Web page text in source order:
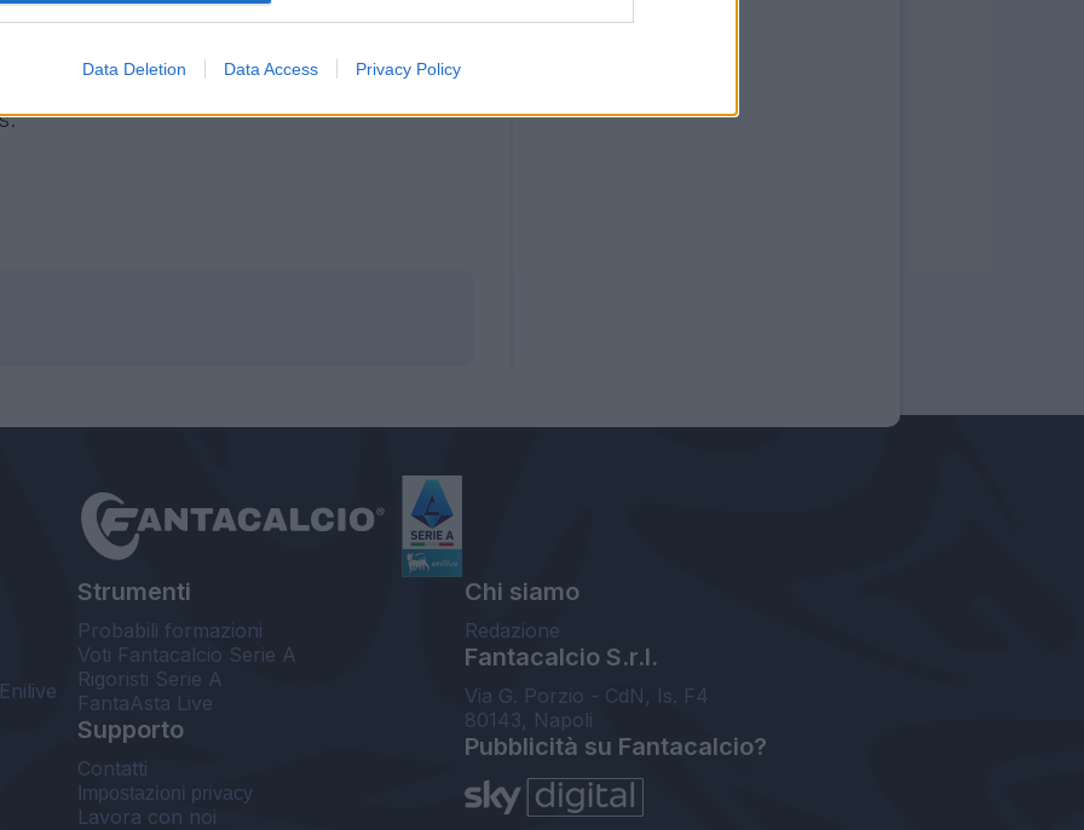
Data Deletion Data Access Privacy Policy
sotto contratto fino al 2029 col Monaco,
di altezza), prettamente difensivo e
Strumenti
Probabili formazioni
Voti Fantacalcio Serie A
Rigoristi Serie A
FantaAsta Live
Supporto
Contatti
Impostazioni privacy
Lavora con noi
Chi siamo
Redazione
Fantacalcio S.r.l.
Via G. Porzio - CdN, Is. F4
80143, Napoli
Pubblicità su Fantacalcio?